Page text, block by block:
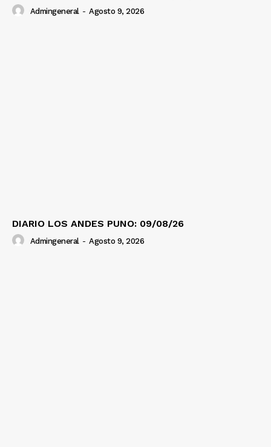
Prensa
Admingeneral - Agosto 9, 2026
DIARIO LOS ANDES PUNO: 09/08/26
Admingeneral - Agosto 9, 2026